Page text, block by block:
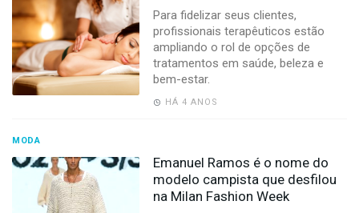
Para fidelizar seus clientes,
profissionais terapêuticos estão
ampliando o rol de opções de
tratamentos em saúde, beleza e
bem-estar.
HÁ 4 ANOS
MODA
Emanuel Ramos é o nome do
modelo campista que desfilou
na Milan Fashion Week